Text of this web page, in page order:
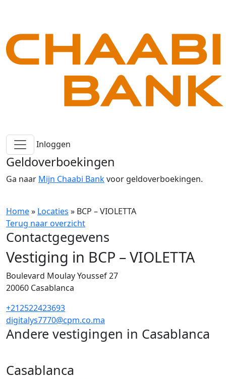
Inloggen
Geldoverboekingen
Ga naar Mijn Chaabi Bankvoor geldoverboekingen.
Home» Locaties » BCP – VIOLETTA
Terug naar overzicht
Contactgegevens
Vestiging in BCP – VIOLETTA
Boulevard Moulay Youssef 27
20060 Casablanca
+212522423693
digitalys7770@cpm.co.ma
Andere vestigingen in Casablanca
Casablanca